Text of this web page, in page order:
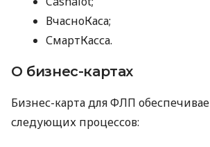
ВчасноКаса;
СмартКасса.
О бизнес-картах
Бизнес-карта для ФЛП
следующих процессов: